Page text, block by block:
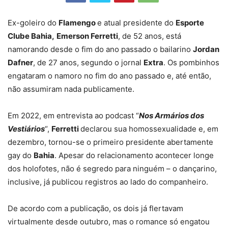
Ex-goleiro do Flamengoe atual presidente do Esporte
Clube Bahia, Emerson Ferretti, de 52 anos, está
namorando desde o fim do ano passado o bailarino Jordan
Dafner, de 27 anos, segundo o jornal Extra. Os pombinhos
engataram o namoro no fim do ano passado e, até então,
não assumiram nada publicamente.
Em 2022, em entrevista ao podcast “Nos Armários dos
Vestiários“, Ferrettideclarou sua homossexualidade e, em
dezembro, tornou-se o primeiro presidente abertamente
gay do Bahia. Apesar do relacionamento acontecer longe
dos holofotes, não é segredo para ninguém – o dançarino,
inclusive, já publicou registros ao lado do companheiro.
De acordo com a publicação, os dois já flertavam
virtualmente desde outubro, mas o romance só engatou